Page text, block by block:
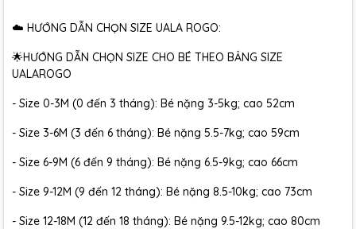
☁️ HƯỚNG DẪN CHỌN SIZE UALA ROGO:
🌟HƯỚNG DẪN CHỌN SIZE CHO BÉ THEO BẢNG SIZE
UALAROGO
- Size 0-3M (0 đến 3 tháng): Bé nặng 3-5kg; cao 52cm
- Size 3-6M (3 đến 6 tháng): Bé nặng 5.5-7kg; cao 59cm
- Size 6-9M (6 đến 9 tháng): Bé nặng 6.5-9kg; cao 66cm
- Size 9-12M (9 đến 12 tháng): Bé nặng 8.5-10kg; cao 73cm
- Size 12-18M (12 đến 18 tháng): Bé nặng 9.5-12kg; cao 80cm